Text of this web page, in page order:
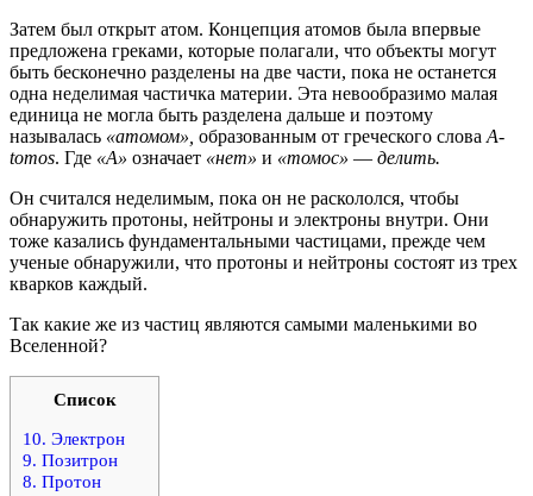
Затем был открыт атом. Концепция атомов была впервые
предложена греками, которые полагали, что объекты могут
быть бесконечно разделены на две части, пока не останется
одна неделимая частичка материи. Эта невообразимо малая
единица не могла быть разделена дальше и поэтому
называлась «атомом», образованным от греческого слова A-
tomos. Где «А» означает «нет» и «томос» — делить.
Он считался неделимым, пока он не раскололся, чтобы
обнаружить протоны, нейтроны и электроны внутри. Они
тоже казались фундаментальными частицами, прежде чем
ученые обнаружили, что протоны и нейтроны состоят из трех
кварков каждый.
Так какие же из частиц являются самыми маленькими во
Вселенной?
Список
10. Электрон
9. Позитрон
8. Протон